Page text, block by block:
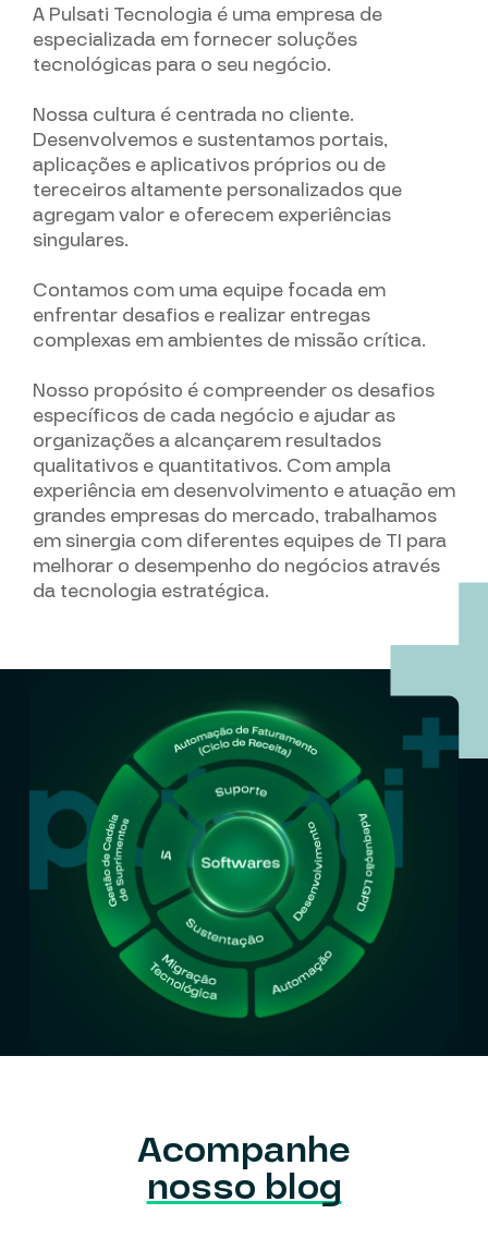
A Pulsati Tecnologia é uma empresa de
especializada em fornecer soluções
tecnológicas para o seu negócio.
Nossa cultura é centrada no cliente.
Desenvolvemos e sustentamos portais,
aplicações e aplicativos próprios ou de
tereceiros altamente personalizados que
agregam valor e oferecem experiências
singulares.
Contamos com uma equipe focada em
enfrentar desafios e realizar entregas
complexas em ambientes de missão crítica.
Nosso propósito é compreender os desafios
específicos de cada negócio e ajudar as
organizações a alcançarem resultados
qualitativos e quantitativos. Com ampla
experiência em desenvolvimento e atuação em
grandes empresas do mercado, trabalhamos
em sinergia com diferentes equipes de TI para
melhorar o desempenho do negócios através
da tecnologia estratégica.
Acompanhe
nosso blog